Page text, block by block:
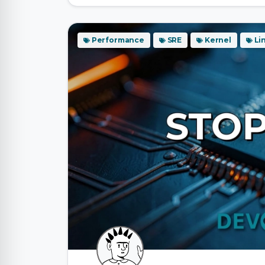
Performance SRE Kernel